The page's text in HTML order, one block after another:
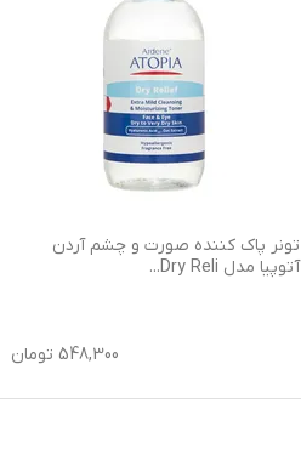
تونر پاک کننده صورت و چشم آردن
آتوپیا مدل Dry Reli
...
548,300 تومان